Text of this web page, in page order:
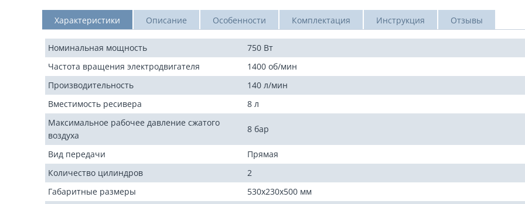
Характеристики Описание Особенности Комплектация Инструкция Отзывы
Номинальная мощность
750 Вт
Частота вращения электродвигателя
1400 об/мин
Производительность
140 л/мин
Вместимость ресивера
8 л
Максимальное рабочее давление сжатого
воздуха
8 бар
Вид передачи
Прямая
Количество цилиндров
2
Габаритные размеры
530x230x500 мм